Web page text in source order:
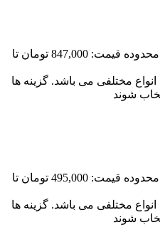
محدوده قیمت: 847,000 تومان تا
مختلفی می باشد. گزینه ها
شوند
محدوده قیمت: 495,000 تومان تا
مختلفی می باشد. گزینه ها
شوند